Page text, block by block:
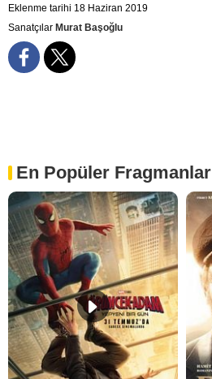
Eklenme tarihi 18 Haziran 2019
Sanatçılar Murat Başoğlu
En Popüler Fragmanlar